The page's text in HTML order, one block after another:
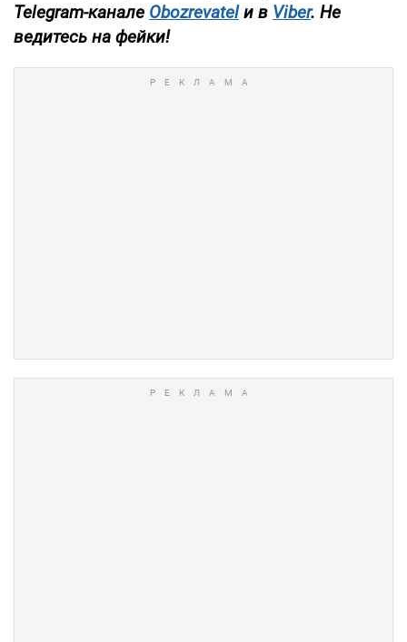
Telegram-канале Obozrevatel и в Viber. Не
ведитесь на фейки!